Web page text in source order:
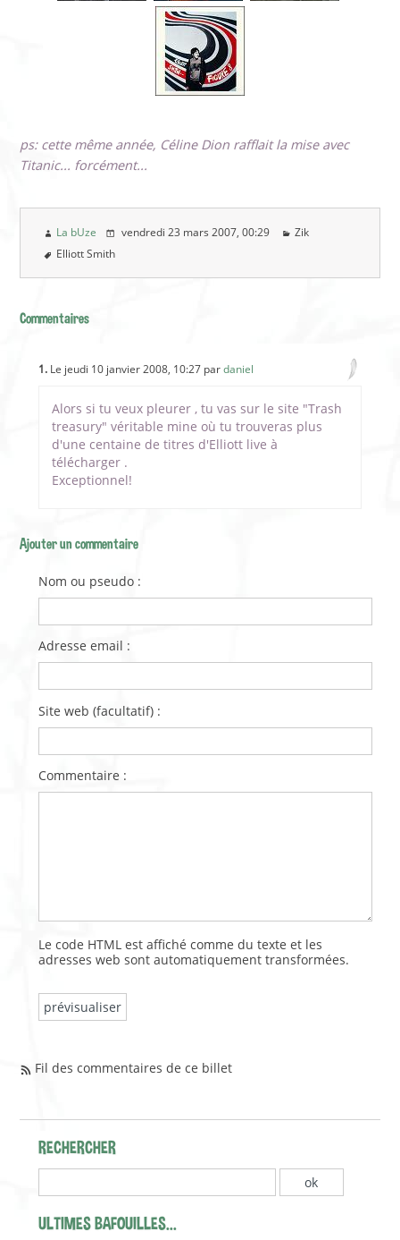
ps: cette même année, Céline Dion rafflait la mise avec
Titanic... forcément...
La bUze vendredi 23 mars 2007, 00:29
Zik
Elliott Smith
Commentaires
1.Le jeudi 10 janvier 2008, 10:27 pardaniel
Alors si tu veux pleurer , tu vas sur le site "Trash
treasury" véritable mine où tu trouveras plus
d'une centaine de titres d'Elliott live à
télécharger .
Exceptionnel!
Ajouter un commentaire
Nom ou pseudo :
Adresse email :
Site web (facultatif) :
Commentaire :
Le code HTML est affiché comme du texte et les
adresses web sont automatiquement transformées.
Fil des commentaires de ce billet
RECHERCHER
ULTIMES BAFOUILLES...